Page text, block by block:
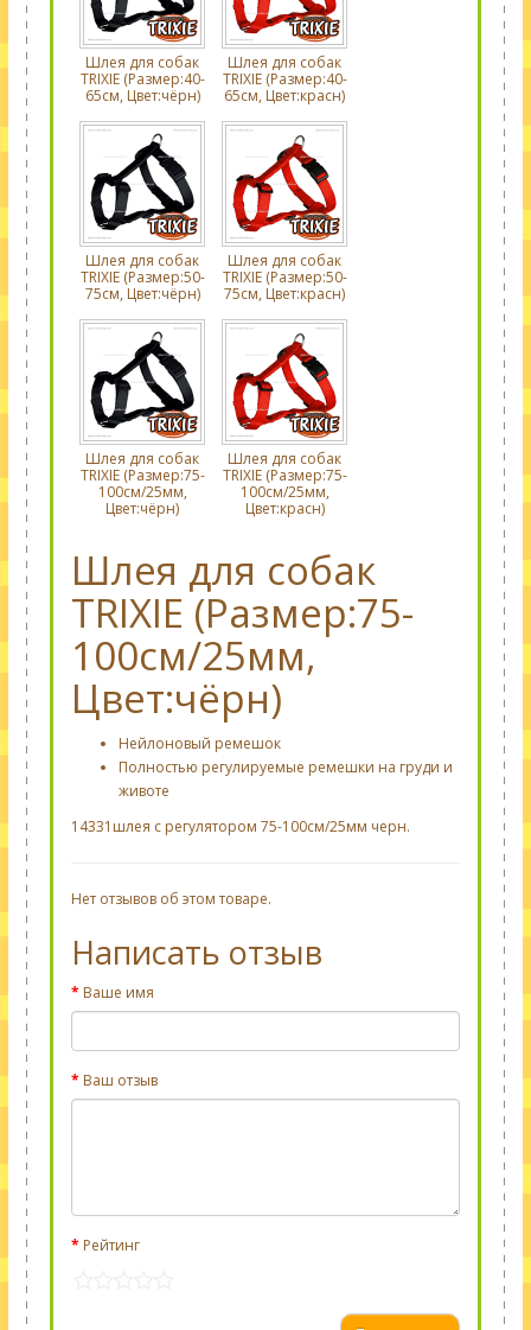
Шлея для собак
TRIXIE (Размер:40-
65см, Цвет:чёрн)
Шлея для собак
TRIXIE (Размер:40-
65см, Цвет:красн)
Шлея для собак
TRIXIE (Размер:50-
75см, Цвет:чёрн)
Шлея для собак
TRIXIE (Размер:50-
75см, Цвет:красн)
Шлея для собак
TRIXIE (Размер:75-
100см/25мм,
Цвет:чёрн)
Шлея для собак
TRIXIE (Размер:75-
100см/25мм,
Цвет:красн)
Шлея для собак
TRIXIE (Размер:75-
100см/25мм,
Цвет:чёрн)
Нейлоновый ремешок
Полностью регулируемые ремешки на груди и
животе
14331шлея с регулятором 75-100см/25мм черн.
Нет отзывов об этом товаре.
Написать отзыв
Ваше имя
Ваш отзыв
Рейтинг